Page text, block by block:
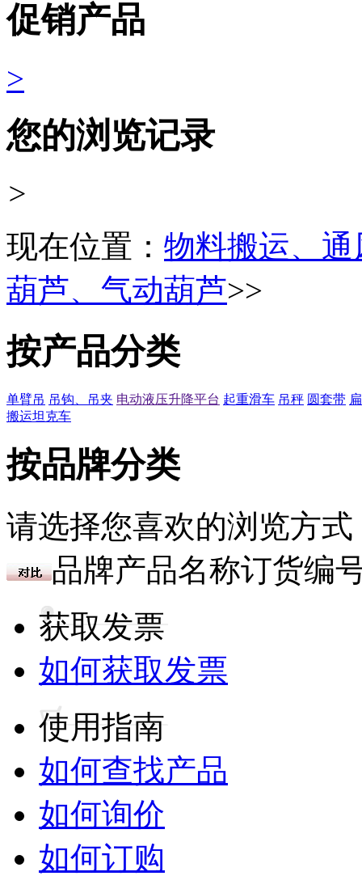
促销产品
>
您的浏览记录
>
现在位置： 物料搬运、通
葫芦、气动葫芦>>
按产品分类
单臂吊 吊钩、吊夹 电动液压升降平台 起重滑车 吊秤 圆套带
搬运坦克车
按品牌分类
请选择您喜欢的浏览方式
品牌产品名称订货编
获取发票
如何获取发票
使用指南
如何查找产品
如何询价
如何订购